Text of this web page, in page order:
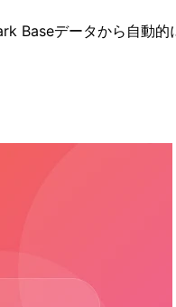
Baseデータから自動的